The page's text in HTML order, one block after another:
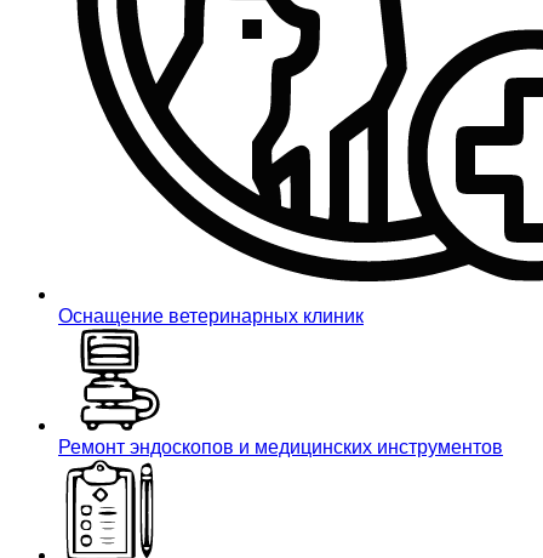
Оснащение ветеринарных клиник
Ремонт эндоскопов и медицинских инструментов